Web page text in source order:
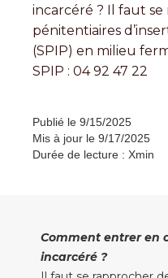
incarcéré ? Il faut se
pénitentiaires
(SPIP) en milieu
SPIP : 04 92 47 22
Publié le 9/15/2025
Mis à jour le 9/17/2025
Durée de lecture : Xmin
Comment entrer en
incarcéré ?